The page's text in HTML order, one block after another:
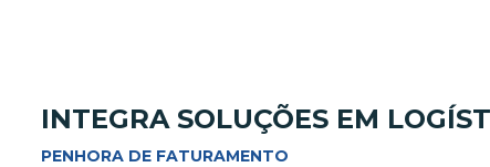
INTEGRA SOLUÇÕES EM
PENHORA DE FATURAMENTO